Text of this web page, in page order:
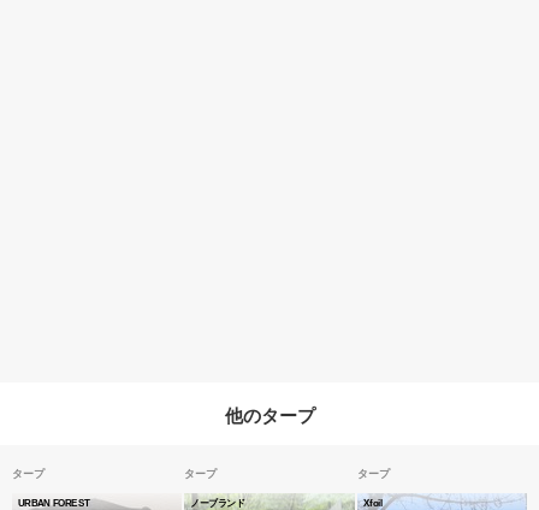
他のタープ
タープ
URBAN FOREST
タープ
ノーブランド
タープ
Xfoil